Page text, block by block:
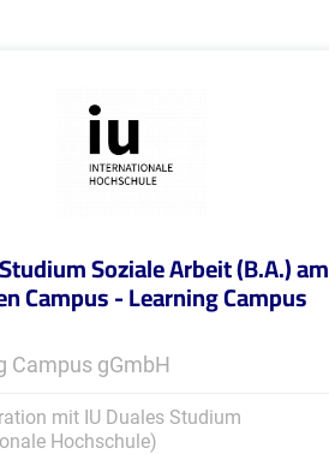
Soziale Arbeit (B.A.) am
Campus - Learning Campus
Campus gGmbH
mit IU Duales Studium
Hochschule)